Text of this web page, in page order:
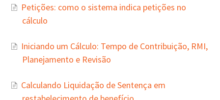
Petições: como o sistema indica petições no
cálculo
Iniciando um Cálculo: Tempo de Contribuição, RMI,
Planejamento e Revisão
Calculando Liquidação de Sentença em